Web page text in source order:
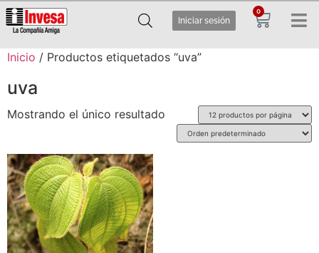
Iniciar sesión
0
Inicio / Productos etiquetados “uva”
uva
Mostrando el único resultado